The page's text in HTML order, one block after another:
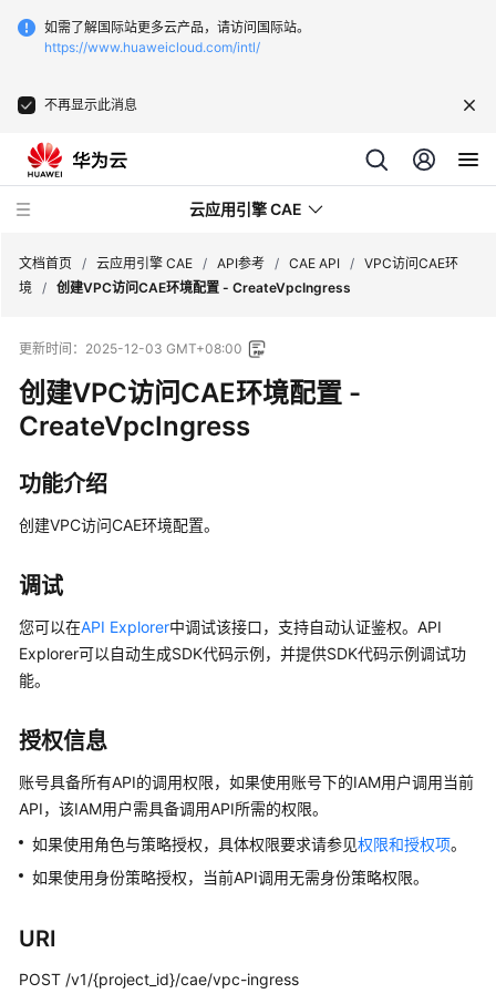
如需了解国际站更多云产品，请访问国际站。
https://www.huaweicloud.com/intl/
不再显示此消息
云应用引擎 CAE
新
动
态
品
绍
计
说
明
速
入
门
户
指
佳
文档首页 / 云应用引擎 CAE / API参考 / CAE API / VPC访问CAE环
境 / 创建VPC访问CAE环境配置 - CreateVpcIngress
更新时间： 2025-12-03 GMT+08:00
创建VPC访问CAE环境配置 -
CreateVpcIngress
功能介绍
创建VPC访问CAE环境配置。
调试
您可以在API Explorer中调试该接口，支持自动认证鉴权。API
Explorer可以自动生成SDK代码示例，并提供SDK代码示例调试功
能。
授权信息
账号具备所有API的调用权限，如果使用账号下的IAM用户调用当前
API，该IAM用户需具备调用API所需的权限。
如果使用角色与策略授权，具体权限要求请参见权限和授权项。
如果使用身份策略授权，当前API调用无需身份策略权限。
URI
POST /v1/{project_id}/cae/vpc-ingress